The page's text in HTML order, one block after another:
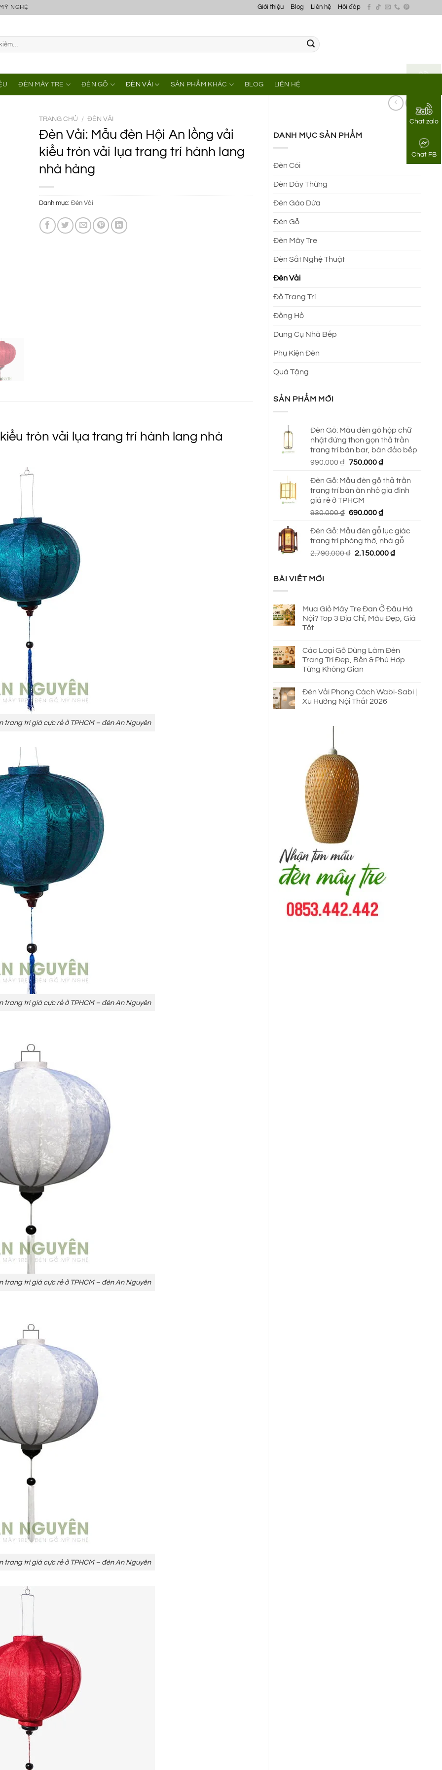
Chat zalo
Chat FB
NGHỆ Giới thiệu Blog Liên hệ Hỏi đáp
ĐÈN MÂY TRE ĐÈN GỖ ĐÈN VẢI SẢN PHẨM KHÁC BLOG LIÊN HỆ
DANH MỤC SẢN PHẨM
Đèn Cói
Đèn Dây Thừng
Đèn Gáo Dừa
Đèn Gỗ
Đèn Mây Tre
Đèn Sắt Nghệ Thuật
Đèn Vải
Đồ Trang Trí
Đồng Hồ
Dung Cụ Nhà Bếp
Phụ Kiện Đèn
Quà Tặng
SẢN PHẨM MỚI
Đèn Gỗ: Mẫu đèn gỗ hộp chữ
nhật đứng thon gọn thả trần
trang trí bàn bar, bàn đảo bếp
990.000₫ Giá
là:
990.000 ₫.
750.000₫Giá
tại
là:
Đèn Gỗ: Mẫu đèn gỗ thả trần
trang trí bàn ăn nhỏ gia đình
giá rẻ ở TPHCM
930.000₫ Giá
là:
930.000 ₫.
690.000₫Giá
tại
là:
690.000 ₫.
Đèn Gỗ: Mẫu đèn gỗ lục giác
trang trí phòng thờ, nhà gỗ
2.790.000₫ Giá
2.150.000₫Giá
BÀI VIẾT MỚI
Mua Giỏ Mây Tre Đan Ở Đâu Hà
Nội? Top 3 Địa Chỉ, Mẫu Đẹp, Giá
Tốt
Các Loại Gỗ Dùng Làm Đèn
Trang Trí Đẹp, Bền & Phù Hợp
Từng Không Gian
Đèn Vải Phong Cách Wabi-Sabi |
Xu Hướng Nội Thất 2026
TRANG CHỦ / ĐÈN VẢI
Đèn Vải: Mẫu đèn Hội An lồng vải
kiểu tròn vải lụa trang trí hành lang
nhà hàng
Danh mục: Đèn Vải
tròn vải lụa trang trí hành lang nhà
trang trí giá cực rẻ ở TPHCM – đèn An Nguyên
trang trí giá cực rẻ ở TPHCM – đèn An Nguyên
trang trí giá cực rẻ ở TPHCM – đèn An Nguyên
trang trí giá cực rẻ ở TPHCM – đèn An Nguyên